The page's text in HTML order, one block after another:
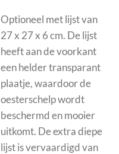
Optioneel metlijst van
27 x 27 x 6 cm. De lijst
heeft aan de voorkant
een helder transparant
plaatje, waardoor de
oesterschelp wordt
beschermd en mooier
uitkomt. De extra diepe
lijst is vervaardigd van